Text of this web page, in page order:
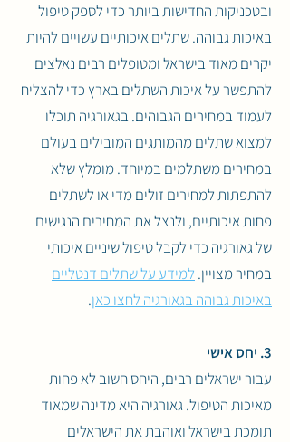
ובטכניקות החדישות ביותר כדי לספק טיפול
באיכות גבוהה. שתלים איכותיים עשויים להיות
יקרים מאוד בישראל ומטופלים רבים נאלצים
להתפשר על איכות השתלים בארץ כדי להצליח
לעמוד במחירים הגבוהים. בגאורגיה תוכלו
למצוא שתלים מהמותגים המובילים בעולם
במחירים משתלמים במיוחד. מומלץ שלא
להתפתות למחירים זולים מדי או לשתלים
פחות איכותיים, ולנצל את המחירים הנגישים
של גאורגיה כדי לקבל טיפול שיניים איכותי
במחיר מצויין. למידע על שתלים דנטליים
באיכות גבוהה בגאורגיה לחצו כאן.
3. יחס אישי
עבור ישראלים רבים, היחס חשוב לא פחות
מאיכות הטיפול. גאורגיה היא מדינה שמאוד
תומכת בישראל ואוהבת את הישראלים